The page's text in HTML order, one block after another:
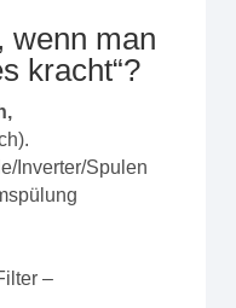
man
kracht“?
Inverter/Spulen
–